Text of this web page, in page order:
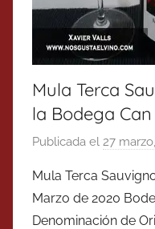
Mula Terca
la Bodega
Publicada el 27
Mula Terca
Marzo de 2020
Denominación de